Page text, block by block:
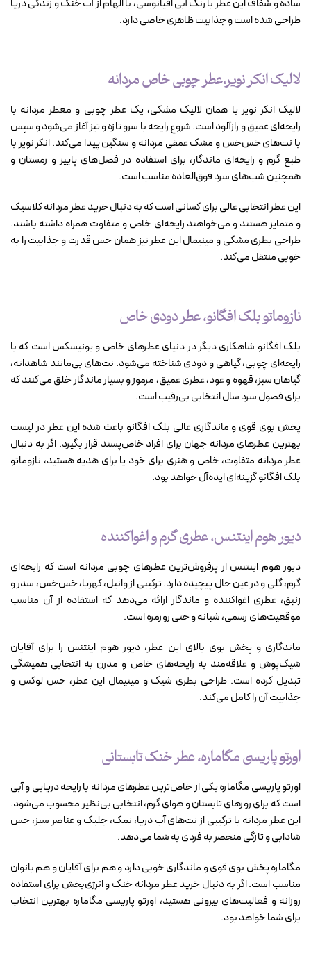
ساده و شفاف این عطر با رنگ آبی اقیانوسی، با الهام از آب خنک و زندگی دریا
طراحی شده است و جذابیت ظاهری خاصی دارد.
لالیک انکر نویر،عطر چوبی خاص مردانه
لالیک انکر نویر یا همان لالیک مشکی، یک عطر چوبی و معطر مردانه با
رایحه‌ای عمیق و رازآلود است. شروع رایحه با سرو تازه و تیز آغاز می‌شود و سپس
با نت‌های خس‌خس و مشک عمقی مردانه و سنگین پیدا می‌کند. انکر نویر با
طبع گرم و رایحه‌ای ماندگار، برای استفاده در فصل‌های پاییز و زمستان و
همچنین شب‌های سرد فوق‌العاده مناسب است.
این عطر انتخابی عالی برای کسانی است که به دنبال خرید عطر مردانه کلاسیک
و متمایز هستند و می‌خواهند رایحه‌ای خاص و متفاوت همراه داشته باشند.
طراحی بطری مشکی و مینیمال این عطر نیز همان حس قدرت و جذابیت را به
خوبی منتقل می‌کند.
نازوماتو بلک افگانو، عطر دودی خاص
بلک افگانو شاهکاری دیگر در دنیای عطرهای خاص و یونیسکس است که با
رایحه‌ای چوبی، گیاهی و دودی شناخته می‌شود. نت‌های بی‌مانند شاهدانه،
گیاهان سبز، قهوه و عود، عطری عمیق، مرموز و بسیار ماندگار خلق می‌کنند که
برای فصول سرد سال انتخابی بی‌رقیب است.
پخش بوی قوی و ماندگاری عالی بلک افگانو باعث شده این عطر در لیست
بهترین عطرهای مردانه جهان برای افراد خاص‌پسند قرار بگیرد. اگر به دنبال
عطر مردانه متفاوت، خاص و هنری برای خود یا برای هدیه هستید، نازوماتو
بلک افگانو گزینه‌ای ایده‌آل خواهد بود.
دیور هوم اینتنس، عطری گرم و اغواکننده
دیور هوم اینتنس از پرفروش‌ترین عطرهای چوبی مردانه است که رایحه‌ای
گرم، گلی و در عین حال پیچیده دارد. ترکیبی از وانیل، کهربا، خس‌خس، سدر و
زنبق، عطری اغواکننده و ماندگار ارائه می‌دهد که استفاده از آن مناسب
موقعیت‌های رسمی، شبانه و حتی روزمره است.
ماندگاری و پخش بوی بالای این عطر، دیور هوم اینتنس را برای آقایان
شیک‌پوش و علاقه‌مند به رایحه‌های خاص و مدرن به انتخابی همیشگی
تبدیل کرده است. طراحی بطری شیک و مینیمال این عطر، حس لوکس و
جذابیت آن را کامل می‌کند.
اورتو پاریسی مگاماره، عطر خنک تابستانی
اورتو پاریسی مگاماره یکی از خاص‌ترین عطرهای مردانه با رایحه دریایی و آبی
است که برای روزهای تابستان و هوای گرم، انتخابی بی‌نظیر محسوب می‌شود.
این عطر مردانه با ترکیبی از نت‌های آب دریا، نمک، جلبک و عناصر سبز، حس
شادابی و تازگی منحصر به فردی به شما می‌دهد.
مگاماره پخش بوی قوی و ماندگاری خوبی دارد و هم برای آقایان و هم بانوان
مناسب است. اگر به دنبال خرید عطر مردانه خنک و انرژی‌بخش برای استفاده
روزانه و فعالیت‌های بیرونی هستید، اورتو پاریسی مگاماره بهترین انتخاب
برای شما خواهد بود.